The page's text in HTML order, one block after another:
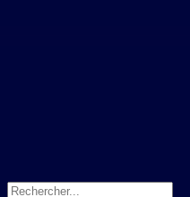
Rechercher: